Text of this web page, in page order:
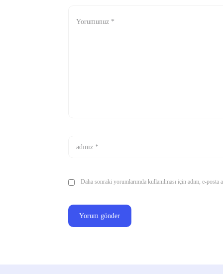
Daha sonraki yorumlarımda kullanılması için adım, e-posta